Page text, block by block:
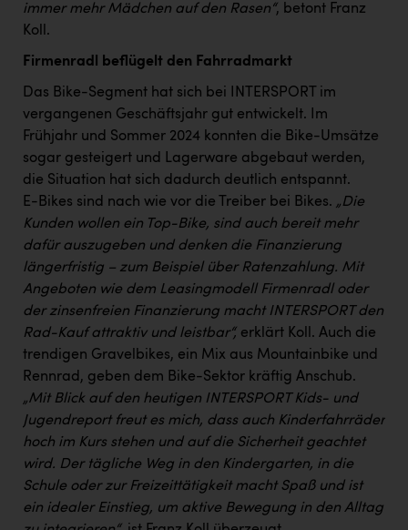
immer mehr Mädchen auf den Rasen“, betont Franz
Koll.
Firmenradl beflügelt den Fahrradmarkt
Das Bike-Segment hat sich bei INTERSPORT im
vergangenen Geschäftsjahr gut entwickelt. Im
Frühjahr und Sommer 2024 konnten die Bike-Umsätze
sogar gesteigert und Lagerware abgebaut werden,
die Situation hat sich dadurch deutlich entspannt.
E-Bikes sind nach wie vor die Treiber bei Bikes. „Die
Kunden wollen ein Top-Bike, sind auch bereit mehr
dafür auszugeben und denken die Finanzierung
längerfristig – zum Beispiel über Ratenzahlung. Mit
Angeboten wie dem Leasingmodell Firmenradl oder
der zinsenfreien Finanzierung macht INTERSPORT den
Rad-Kauf attraktiv und leistbar“, erklärt Koll. Auch die
trendigen Gravelbikes, ein Mix aus Mountainbike und
Rennrad, geben dem Bike-Sektor kräftig Anschub.
„Mit Blick auf den heutigen INTERSPORT Kids- und
Jugendreport freut es mich, dass auch Kinderfahrräder
hoch im Kurs stehen und auf die Sicherheit geachtet
wird. Der tägliche Weg in den Kindergarten, in die
Schule oder zur Freizeittätigkeit macht Spaß und ist
ein idealer Einstieg, um aktive Bewegung in den Alltag